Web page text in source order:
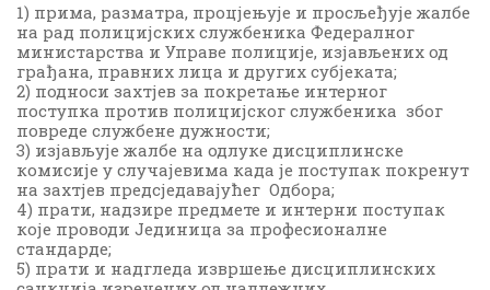
1) прима, разматра, процјењује и просљеђује жалбе
на рад полицијских службеника Федералног
министарства и Управе полиције, изјављених од
грађана, правних лица и других субјеката;
2) подноси захтјев за покретање интерног
поступка против полицијског службеника због
повреде службене дужности;
3) изјављује жалбе на одлуке дисциплинске
комисије у случајевима када је поступак покренут
на захтјев предсједавајућег Одбора;
4) прати, надзире предмете и интерни поступак
које проводи Јединица за професионалне
стандарде;
5) прати и надгледа извршење дисциплинских